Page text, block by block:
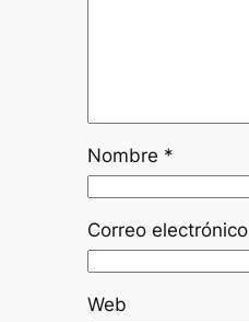
Nombre *
Correo electrónico
Web